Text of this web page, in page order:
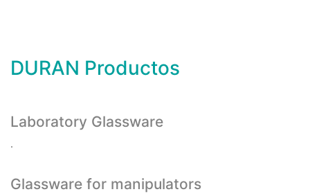
DURAN Productos
Laboratory Glassware
.
Glassware for manipulators